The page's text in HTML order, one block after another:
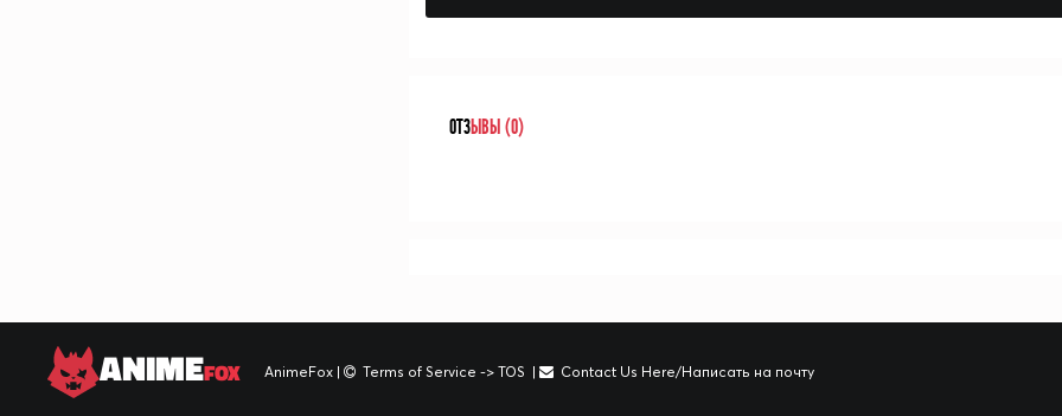
ОТЗЫВЫ (0)
ANIMEFOX AnimeFox | Terms of Service -> TOS | Contact Us Here/Написать на почту